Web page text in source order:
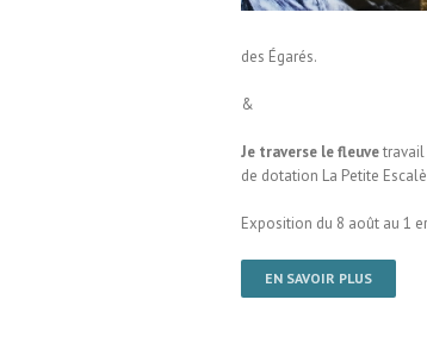
des Égarés.
&
Je traverse le fleuvetravail
de dotation La Petite
Exposition du 8 août au 1
EN SAVOIR PLUS